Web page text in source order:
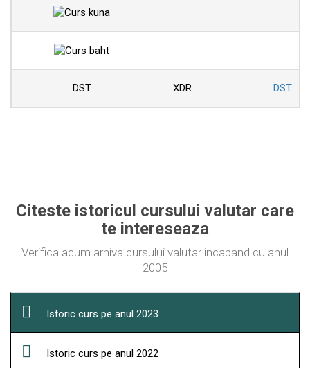
DST XDR DST
Citeste istoricul cursului valutar care
te intereseaza
Verifica acum arhiva cursului valutar incapand cu anul
2005
Istoric curs pe anul 2023
Istoric curs pe anul 2022